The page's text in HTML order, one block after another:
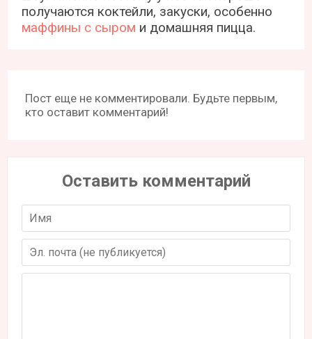
получаются коктейли, закуски, особенно
маффины с сыром и домашняя пицца.
Пост еще не комментировали. Будьте первым,
кто оставит комментарий!
Оставить комментарий